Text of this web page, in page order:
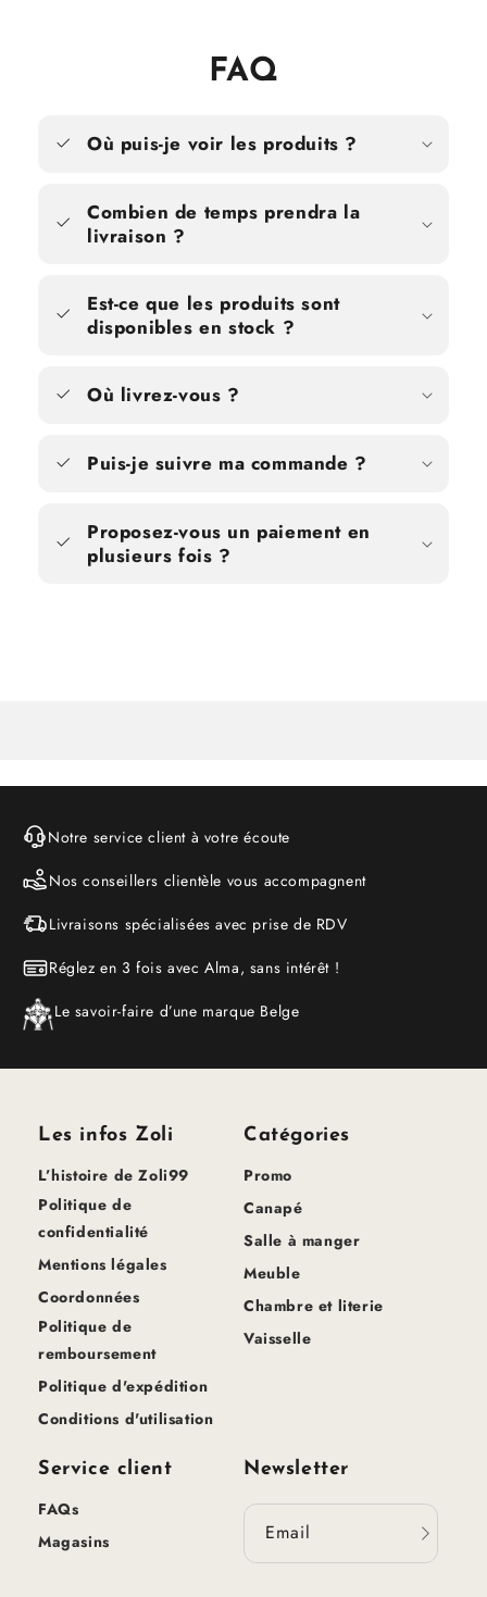
FAQ
Où puis-je voir les produits ?
Combien de temps prendra la
livraison ?
Est-ce que les produits sont
disponibles en stock ?
Où livrez-vous ?
Puis-je suivre ma commande ?
Proposez-vous un paiement en
plusieurs fois ?
Notre service client à votre écoute
Nos conseillers clientèle vous accompagnent
Livraisons spécialisées avec prise de RDV
Réglez en 3 fois avec Alma, sans intérêt !
Le savoir-faire d’une marque Belge
Les infos Zoli
L’histoire de Zoli99
Politique de
confidentialité
Mentions légales
Coordonnées
Politique de
remboursement
Politique d'expédition
Conditions d'utilisation
Catégories
Promo
Canapé
Salle à manger
Meuble
Chambre et literie
Vaisselle
Service client
FAQs
Magasins
Newsletter
Email